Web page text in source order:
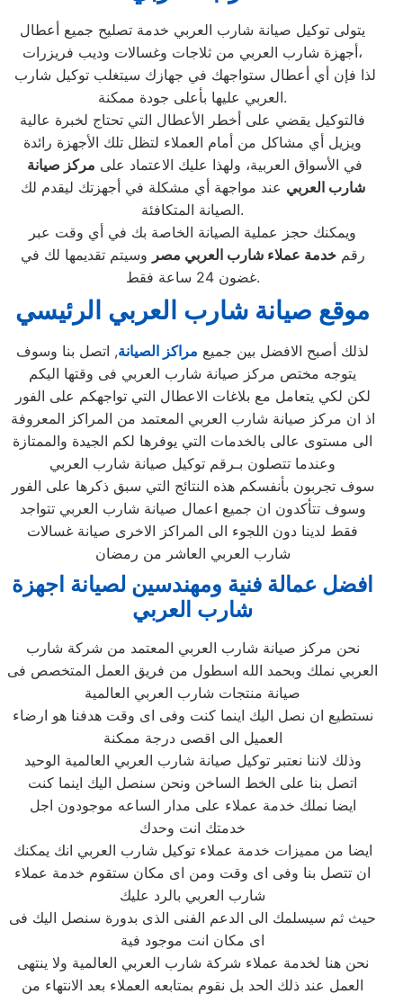
يتولى توكيل صيانة شارب العربي خدمة تصليح جميع أعطال
أجهزة شارب العربي من ثلاجات وغسالات وديب فريزرات،
العربي عليها بأعلى جودة ممكنة.
فالتوكيل يقضي على أخطر الأعطال التي تحتاج لخبرة عالية
ويزيل أي مشاكل من أمام العملاء لتظل تلك الأجهزة رائدة
في الأسواق العربية، ولهذا عليك الاعتماد على مركز صيانة
شارب العربي عند مواجهة أي مشكلة في أجهزتك ليقدم لك
الصيانة المتكافئة.
ويمكنك حجز عملية الصيانة الخاصة بك في أي وقت عبر
رقمخدمة عملاءشارب العربي مصر وسيتم تقديمها لك في
غضون 24 ساعة فقط.
موقع صيانة شارب العربي الرئيسي
لذلك أصبح الافضل بين جميع مراكز الصيانة, اتصل بنا وسوف
يتوجه مختص مركز صيانة شارب العربي فى وقتها اليكم
لكن لكي يتعامل مع بلاغات الاعطال التي تواجهكم على الفور
اذ ان مركز صيانة شارب العربي المعتمد من المراكز المعروفة
الى مستوى عالى بالخدمات التي يوفرها لكم الجيدة والممتازة
وعندما تتصلون بـرقم توكيل صيانة شارب العربي
سوف تجربون بأنفسكم هذه النتائج التي سبق ذكرها على الفور
وسوف تتأكدون ان جميع اعمال صيانة شارب العربي تتواجد
فقط لدينا دون اللجوء الى المراكز الاخرى صيانة غسالات
شارب العربي العاشر من رمضان
افضل عمالة فنية ومهندسين لصيانة اجهزة
شارب العربي
نحن مركز صيانة شارب العربي المعتمد من شركة شارب
العربي نملك وبحمد الله اسطول من فريق العمل المتخصص فى
صيانة منتجات شارب العربي العالمية
نستطيع ان نصل اليك اينما كنت وفى اى وقت هدفنا هو ارضاء
العميل الى اقصى درجة ممكنة
وذلك لاننا نعتبر توكيل صيانة شارب العربي العالمية الوحيد
اتصل بنا على الخط الساخن ونحن سنصل اليك اينما كنت
ايضا نملك خدمة عملاء على مدار الساعه موجودون اجل
خدمتك انت وحدك
ايضا من مميزات خدمة عملاء توكيل شارب العربي انك يمكنك
ان تتصل بنا وفى اى وقت ومن اى مكان ستقوم خدمة عملاء
شارب العربي بالرد عليك
حيث ثم سيسلمك الى الدعم الفنى الذى بدورة سنصل اليك فى
اى مكان انت موجود فية
نحن هنا لخدمة عملاء شركة شارب العربي العالمية ولا ينتهى
العمل عند ذلك الحد بل نقوم بمتابعه العملاء بعد الانتهاء من